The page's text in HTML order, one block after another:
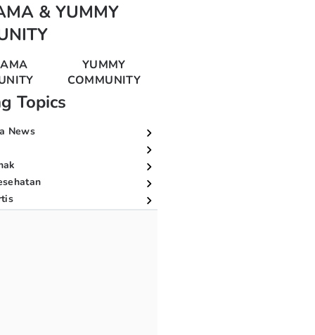
& YUMMY
YUMMY
COMMUNITY
Topics
News